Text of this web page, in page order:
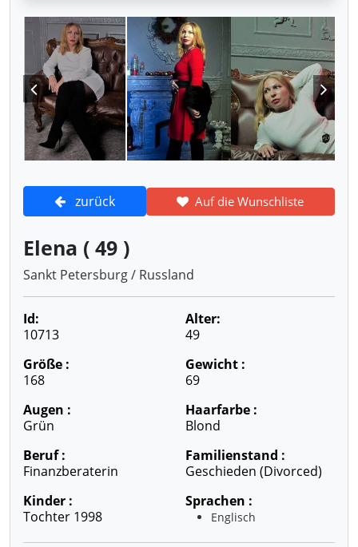
zurück Auf die Wunschliste
Elena ( 49 )
Sankt Petersburg / Russland
Id:
10713
Alter:
49
Größe :
168
Gewicht :
69
Augen :
Grün
Haarfarbe :
Blond
Beruf :
Finanzberaterin
Familienstand :
Geschieden (divorced)
Kinder :
Tochter 1998
Sprachen :
Englisch